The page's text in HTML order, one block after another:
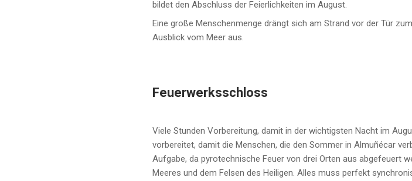
bildet den Abschluss der Feierlichkeiten im August.
Eine große Menschenmenge drängt sich am Strand vor der Tür
Ausblick vom Meer aus.
Feuerwerksschloss
Viele Stunden Vorbereitung, damit in der wichtigsten Nacht im
vorbereitet, damit die Menschen, die den Sommer in Almuñécar
Aufgabe, da pyrotechnische Feuer von drei Orten aus abgefeuert
Meeres und dem Felsen des Heiligen. Alles muss perfekt